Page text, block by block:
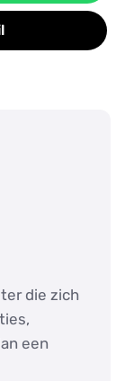
die zich
een